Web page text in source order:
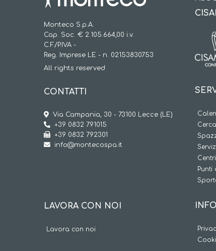
Monteco S.p.A.
Cap. Soc. € 2.105.664,00 i.v.
C.F./P.IVA -
Reg. Imprese LE - n. 02153830753
All rights reserved
CONTATTI
Via Campania, 30 - 73100 Lecce (LE)
+39 0832 791015
+39 0832 792301
info@montecospa.it
LAVORA CON NOI
Lavora con noi
Punti